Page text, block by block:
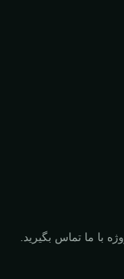
با ما تماس بگیرید.